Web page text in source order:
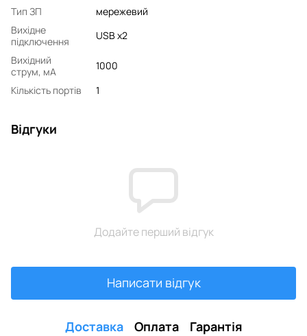
Тип ЗП
мережевий
Вихідне
підключення
USB x2
Вихідний
струм, мA
1000
Кількість портів
1
Відгуки
Додайте перший відгук
Написати відгук
Доставка Оплата Гарантія